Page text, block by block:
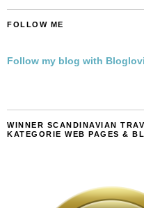
FOLLOW ME
Follow my blog with
WINNER SCANDINAVIAN
KATEGORIE WEB PAGES &